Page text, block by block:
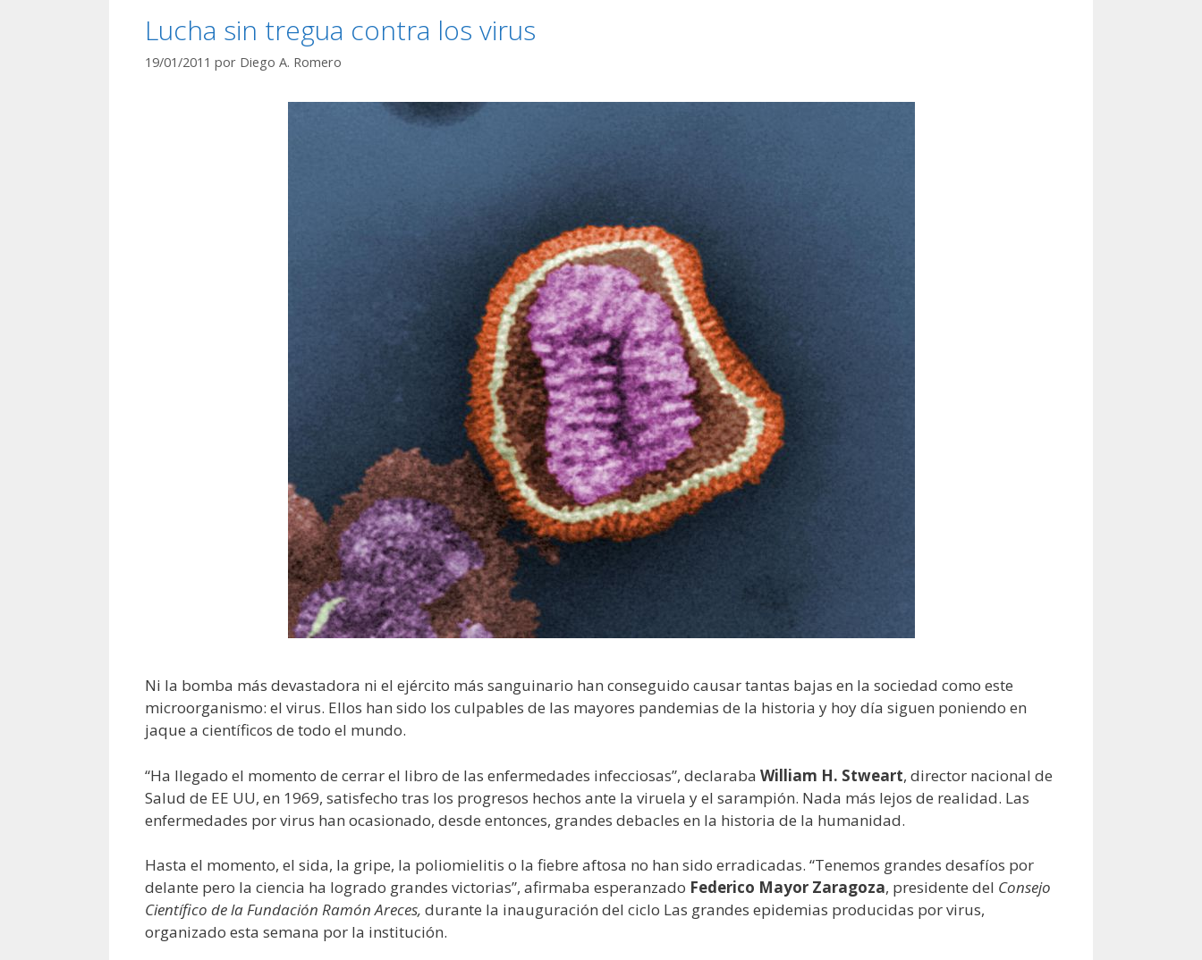
Lucha sin tregua contra los virus
19/01/2011 por Diego A. Romero
Ni la bomba más devastadora ni el ejército más sanguinario han conseguido causar tantas bajas en la sociedad como este
microorganismo: el virus. Ellos han sido los culpables de las mayores pandemias de la historia y hoy día siguen poniendo en
jaque a científicos de todo el mundo.
“Ha llegado el momento de cerrar el libro de las enfermedades infecciosas”, declaraba William H. Stweart, director nacional de
Salud de EE UU, en 1969, satisfecho tras los progresos hechos ante la viruela y el sarampión. Nada más lejos de realidad. Las
enfermedades por virus han ocasionado, desde entonces, grandes debacles en la historia de la humanidad.
Hasta el momento, el sida, la gripe, la poliomielitis o la fiebre aftosa no han sido erradicadas. “Tenemos grandes desafíos por
delante pero la ciencia ha logrado grandes victorias”, afirmaba esperanzado Federico Mayor Zaragoza, presidente del Consejo
Científico de la Fundación Ramón Areces, durante la inauguración del ciclo Las grandes epidemias producidas por virus,
organizado esta semana por la institución.